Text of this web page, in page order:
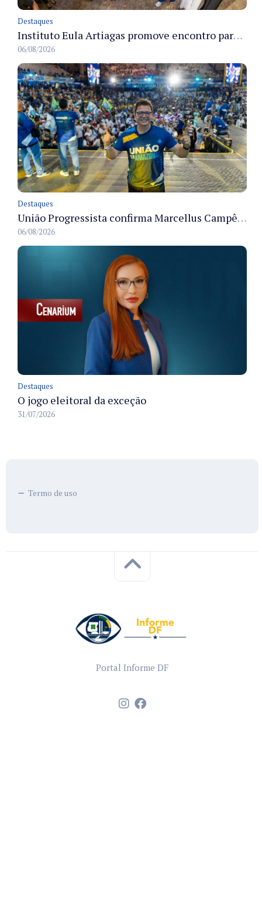
Destaques
Instituto Eula Artiagas promove encontro para discutir melhorias para o bairro Petrópolis
06/08/2026
Destaques
União Progressista confirma Marcellus Campêlo como candidato a deputado estadual
06/08/2026
Destaques
O jogo eleitoral da exceção
31/07/2026
Termo de uso
Portal Informe DF